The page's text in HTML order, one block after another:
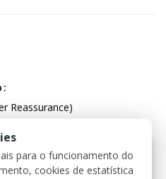
Reassurance)
para o funcionamento do
cookies de estatística